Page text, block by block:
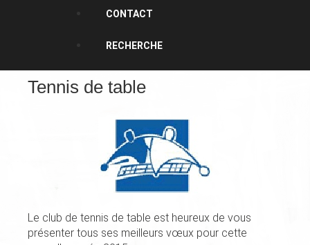
CONTACT
RECHERCHE
Tennis de table
Le club de tennis de table est heureux de vous
présenter tous ses meilleurs vœux pour cette